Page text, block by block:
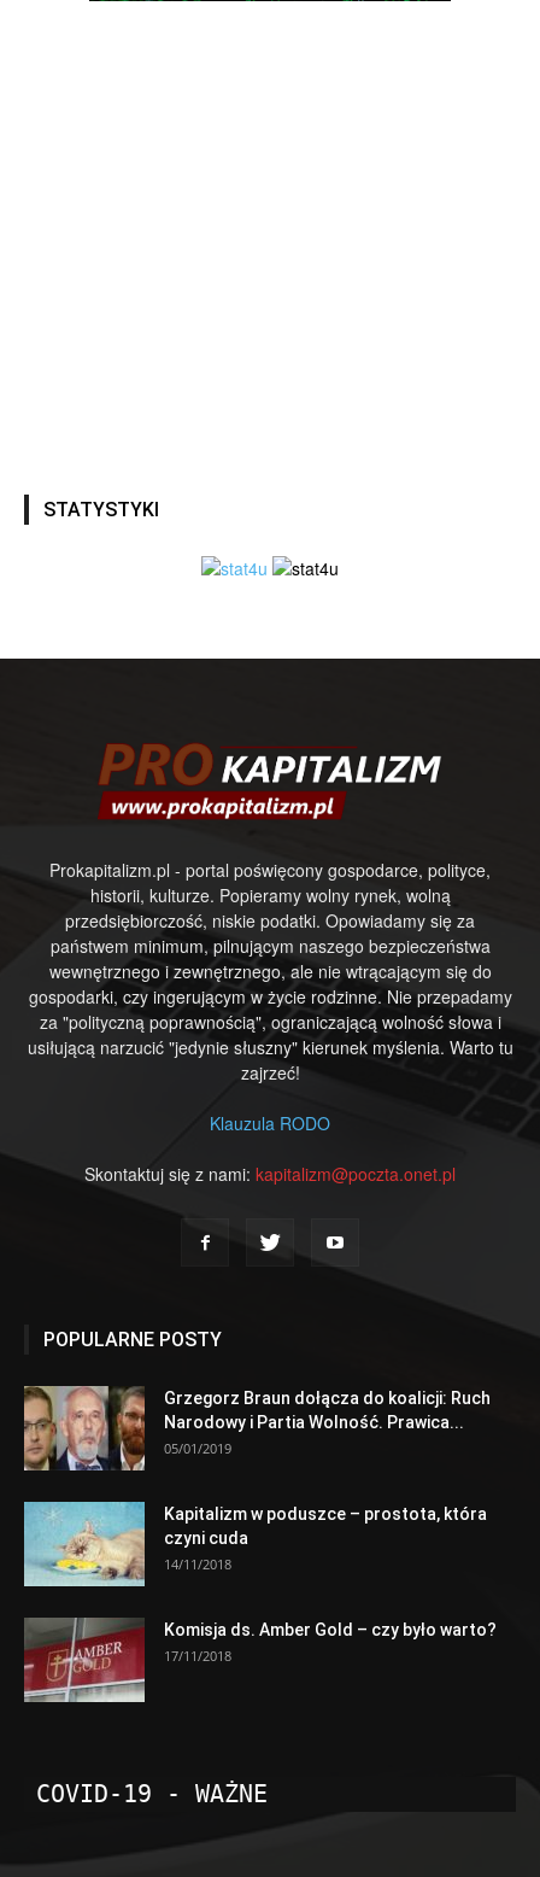
STATYSTYKI
Prokapitalizm.pl - portal poświęcony gospodarce, polityce,
historii, kulturze. Popieramy wolny rynek, wolną
przedsiębiorczość, niskie podatki. Opowiadamy się za
państwem minimum, pilnującym naszego bezpieczeństwa
wewnętrznego i zewnętrznego, ale nie wtrącającym się do
gospodarki, czy ingerującym w życie rodzinne. Nie przepadamy
za "polityczną poprawnością", ograniczającą wolność słowa i
usiłującą narzucić "jedynie słuszny" kierunek myślenia. Warto tu
zajrzeć!
Klauzula RODO
Skontaktuj się z nami: kapitalizm@poczta.onet.pl
POPULARNE POSTY
Grzegorz Braun dołącza do koalicji: Ruch
Narodowy i Partia Wolność. Prawica...
05/01/2019
Kapitalizm w poduszce – prostota, która
czyni cuda
14/11/2018
Komisja ds. Amber Gold – czy było warto?
17/11/2018
COVID-19 - WAŻNE